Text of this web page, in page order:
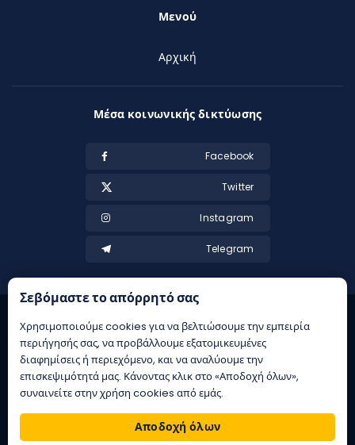
Μενού
Αρχική
Μέσα κοινωνικής δικτύωσης
Facebook
Twitter
Instagram
Telegram
περιουσίας | ΕΟΠΑΕ – ΓΡΑΜΜΗ ΣΥΜΒΟΥΛΕΥΤΙΚΗΣ: 1114 | Παιξε
υπευθυνα
Σεβόμαστε το απόρρητό σας
Χρησιμοποιούμε cookies για να βελτιώσουμε την εμπειρία
περιήγησής σας, να προβάλλουμε εξατομικευμένες
διαφημίσεις ή περιεχόμενο, και να αναλύουμε την
επισκεψιμότητά μας. Κάνοντας κλικ στο «Αποδοχή όλων»,
συναινείτε στην χρήση cookies από εμάς.
Αποδοχή όλων